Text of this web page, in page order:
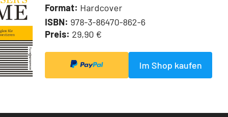
Format: Hardcover
ISBN: 978-3-86470-862-6
Preis: 29,90 €
Im Shop kaufen